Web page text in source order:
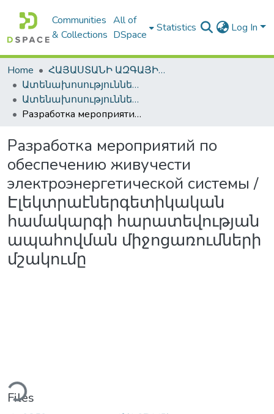
Communities
& Collections
All of
DSpace
Statistics Log In
Home
ՀԱՅԱՍՏԱՆԻ ԱԶԳԱՅԻՆ ԳՐԱԴԱՐԱՆԻ ԹՎԱՅԻՆ ՊԱՀՈՑ / DIGITAL REPOSITORY OF NLA
Ատենախոսություններ և սեղմագրեր / Theses & Abstracts
Ատենախոսություններ և սեղմագրեր / Theses & Abstracts
Разработка мероприятий по обеспечению живучести электроэнергетической системы / Էլեկտրաէներգետիկական համակարգի հարատեվության ապահովման միջոցառումների մշակումը
Разработка мероприятий по
обеспечению живучести
электроэнергетической системы /
Էլեկտրաէներգետիկական
համակարգի հարատեվության
ապահովման միջոցառումների
մշակումը
Files